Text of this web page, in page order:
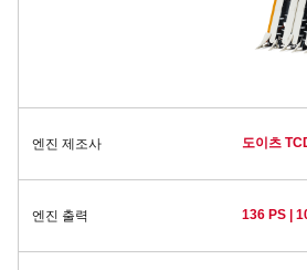
엔진 제조사 도이츠
엔진 출력 136 PS |